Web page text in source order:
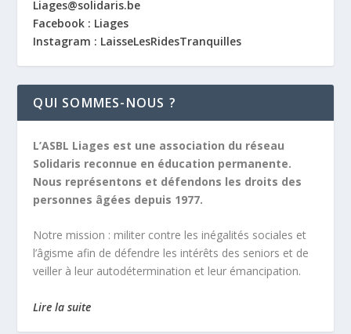
Liages@solidaris.be
Facebook : Liages
Instagram : LaisseLesRidesTranquilles
QUI SOMMES-NOUS ?
L’ASBL Liages est une association du réseau
Solidaris reconnue en éducation permanente.
Nous représentons et défendons les droits des
personnes âgées depuis 1977.
Notre mission : militer contre les inégalités sociales et
l’âgisme afin de défendre les intérêts des seniors et de
veiller à leur autodétermination et leur émancipation.
Lire la suite